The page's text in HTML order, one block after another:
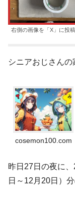
右側の画像を「X」に投稿
シニアおじさんの
cosemon100.com
昨日27日の夜に
日～12月20日）